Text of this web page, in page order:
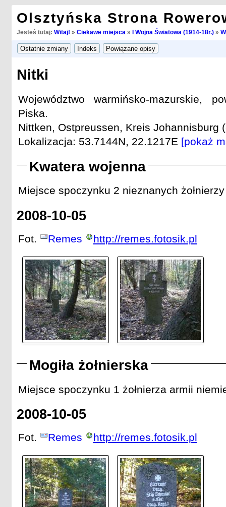
Olsztyńska Strona
Jesteś tutaj: Witaj! » Ciekawe miejsca » I Wojna Światowa (1914-18r.)»
Nitki
Województwo warmińsko-mazurskie,
Piska.
Nittken, Ostpreussen, Kreis Johannisburg
Lokalizacja: 53.7144N, 22.1217E [pokaż
Kwatera wojenna
Miejsce spoczynku 2 nieznanych
2008-10-05
Fot. Remes http://remes.fotosik.pl
Mogiła żołnierska
Miejsce spoczynku 1 żołnierza armii
2008-10-05
Fot. Remes http://remes.fotosik.pl